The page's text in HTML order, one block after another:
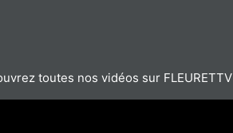
toutes nos vidéos sur FLEURETTV